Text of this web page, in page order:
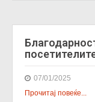
07/01/2025
Прочитај повеќе...